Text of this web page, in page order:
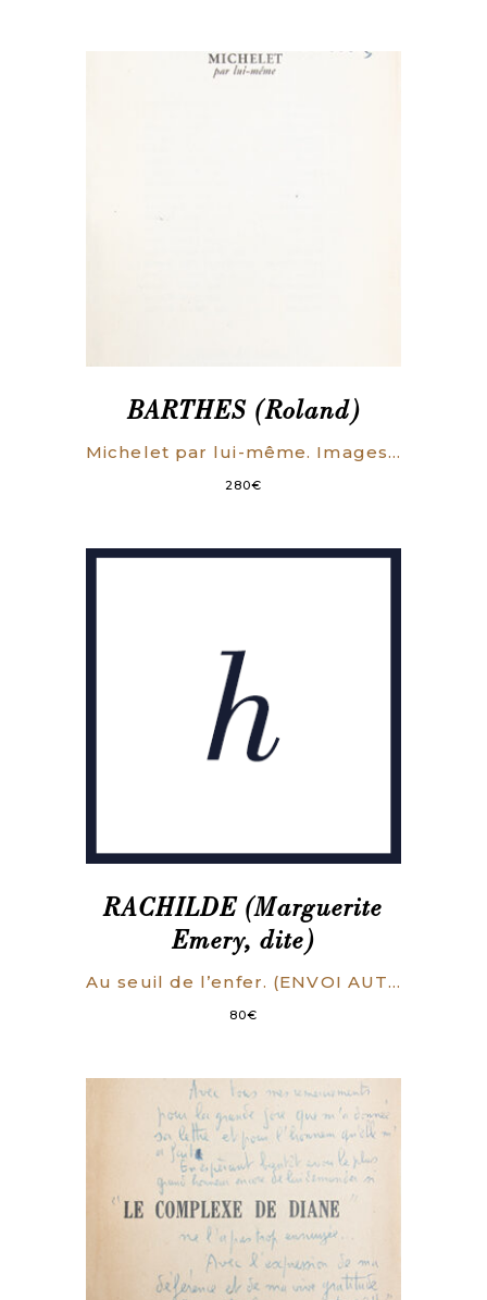
BARTHES (Roland)
Michelet par lui-même. Images et textes présentés par Roland Barthes. (ENVOI AUTOGRAPHE SIGNE)
280€
RACHILDE (Marguerite
Emery, dite)
Au seuil de l’enfer. (ENVOI AUTOGRAPHE)
80€